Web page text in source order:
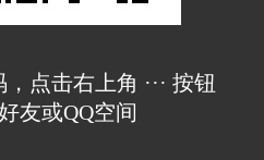
点击右上角 ··· 按钮
友或QQ空间